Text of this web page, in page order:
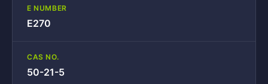
E NUMBER
E270
CAS NO.
50-21-5